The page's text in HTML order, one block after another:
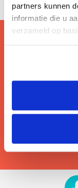
partners kunnen
informatie die u
verzameld op
Hier lees je